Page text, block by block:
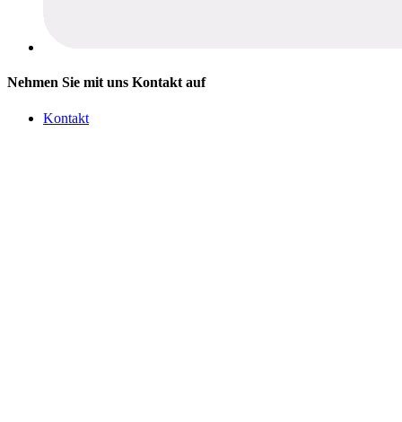
Nehmen Sie mit uns Kontakt auf
Kontakt